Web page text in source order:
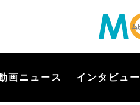
画ニュース インタビュー